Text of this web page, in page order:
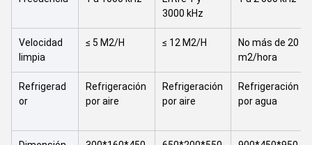
3000 kHz
Velocidad
limpia
≤ 5 M2/H ≤ 12 M2/H
No más de 20
m2/hora
Refrigerad
or
Refrigeración
por aire
Refrigeración
por aire
Refrigeración
por agua